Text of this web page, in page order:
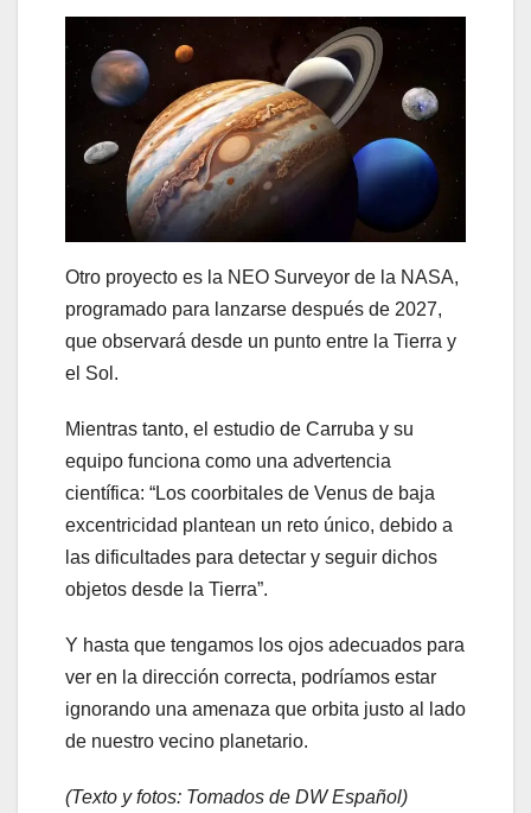
Otro proyecto es la NEO Surveyor de la NASA,
programado para lanzarse después de 2027,
que observará desde un punto entre la Tierra y
el Sol.
Mientras tanto, el estudio de Carruba y su
equipo funciona como una advertencia
científica: “Los coorbitales de Venus de baja
excentricidad plantean un reto único, debido a
las dificultades para detectar y seguir dichos
objetos desde la Tierra”.
Y hasta que tengamos los ojos adecuados para
ver en la dirección correcta, podríamos estar
ignorando una amenaza que orbita justo al lado
de nuestro vecino planetario.
(Texto y fotos: Tomados de DW Español)